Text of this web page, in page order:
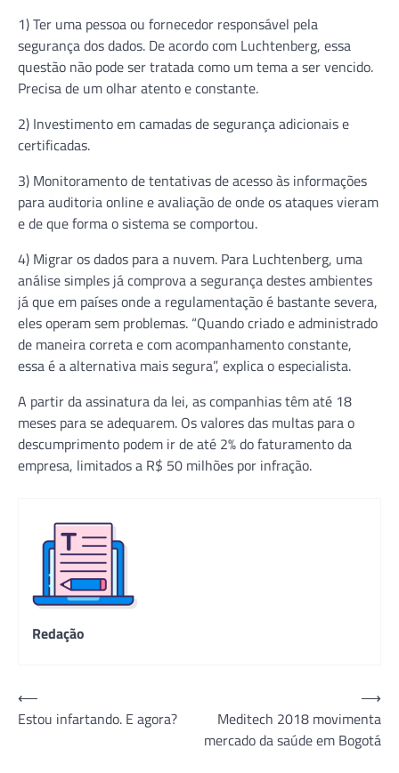
1) Ter uma pessoa ou fornecedor responsável pela
segurança dos dados. De acordo com Luchtenberg, essa
questão não pode ser tratada como um tema a ser vencido.
Precisa de um olhar atento e constante.
2) Investimento em camadas de segurança adicionais e
certificadas.
3) Monitoramento de tentativas de acesso às informações
para auditoria online e avaliação de onde os ataques vieram
e de que forma o sistema se comportou.
4) Migrar os dados para a nuvem. Para Luchtenberg, uma
análise simples já comprova a segurança destes ambientes
já que em países onde a regulamentação é bastante severa,
eles operam sem problemas. “Quando criado e administrado
de maneira correta e com acompanhamento constante,
essa é a alternativa mais segura”, explica o especialista.
A partir da assinatura da lei, as companhias têm até 18
meses para se adequarem. Os valores das multas para o
descumprimento podem ir de até 2% do faturamento da
empresa, limitados a R$ 50 milhões por infração.
Redação
Navegação
de
⟵
Estou infartando. E agora?
Meditech 2018 movimenta
mercado da saúde em Bogotá
⟶